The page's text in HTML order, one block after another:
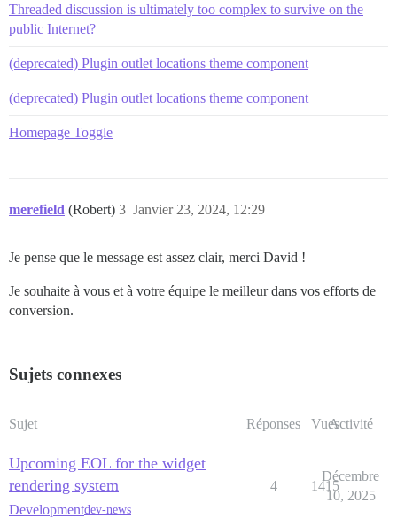
Threaded discussion is ultimately too complex to survive on the
public Internet?
(deprecated) Plugin outlet locations theme component
(deprecated) Plugin outlet locations theme component
Homepage Toggle
merefield (Robert) Janvier 23, 2024, 12:29
3
Je pense que le message est assez clair, merci David !
Je souhaite à vous et à votre équipe le meilleur dans vos efforts de
conversion.
Sujets connexes
Sujet Réponses VuesActivité
Upcoming EOL for the widget
rendering system
Developmentdev-news
4 1415
Décembre
10, 2025